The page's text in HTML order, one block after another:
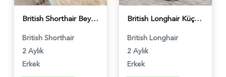
British Shorthair Beyaz Pamuksu Yavrumuz - 6419
British Shorthair
2 Aylık
Erkek
British Longhair Küçük Prens Yuva Arıyor - 6480
British Longhair
2 Aylık
Erkek